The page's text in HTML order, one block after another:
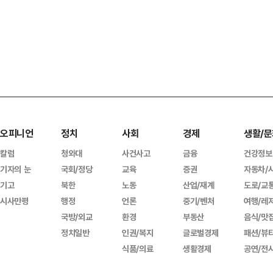
오피니언
칼럼
기자의 눈
기고
시사만평
정치
청와대
국회/정당
북한
행정
국방/외교
정치일반
사회
사건사고
교육
노동
언론
환경
인권/복지
식품/의료
경제
금융
증권
산업/재계
중기/벤처
부동산
글로벌경제
생활경제
생활/
건강정보
자동차/
도로/교
여행/레
음식/맛
패션/뷰
공연/전